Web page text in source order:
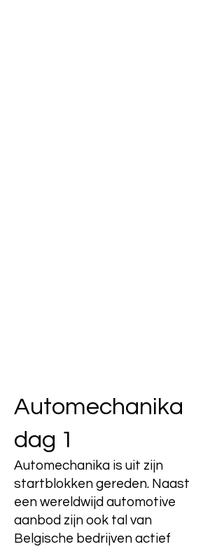
Automechanika
dag 1
Automechanika is uit zijn
startblokken gereden. Naast
een wereldwijd automotive
aanbod zijn ook tal van
Belgische bedrijven actief